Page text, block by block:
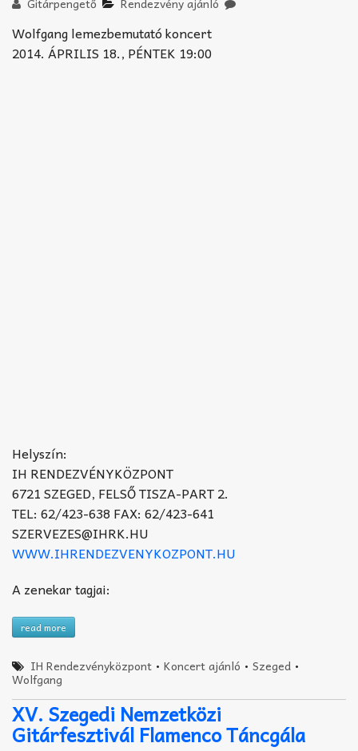
TABok
Wolfgang lemezbemutató koncert
2014. ÁPRILIS 18., PÉNTEK 19:00
Helyszín:
IH RENDEZVÉNYKÖZPONT
6721 SZEGED, FELSŐ TISZA-PART 2.
TEL: 62/423-638 FAX: 62/423-641
SZERVEZES@IHRK.HU
WWW.IHRENDEZVENYKOZPONT.HU
A zenekar tagjai:
read more
IH Rendezvényközpont •Koncert ajánló •Szeged •
Wolfgang
XV. Szegedi Nemzetközi
Gitárfesztivál Flamenco Táncgála